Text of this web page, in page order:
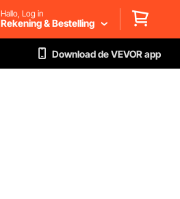
Hallo, Log in
Rekening & Bestelling
Download de VEVOR app